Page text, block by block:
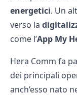
energetici. Un
verso la
come l’App My
Hera Comm fa
dei principali
anch’esso nato